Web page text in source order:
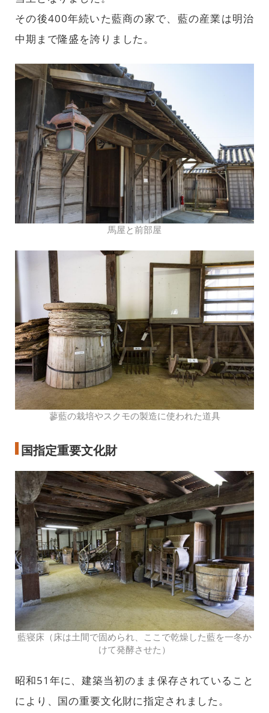
その後400年続いた藍商の家で、藍の産業は明治
中期まで隆盛を誇りました。
馬屋と前部屋
蓼藍の栽培やスクモの製造に使われた道具
国指定重要文化財
藍寝床（床は土間で固められ、ここで乾燥した藍を一冬か
けて発酵させた）
昭和51年に、建築当初のまま保存されていること
により、国の重要文化財に指定されました。